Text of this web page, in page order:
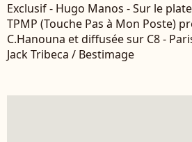
Exclusif - Hugo Manos - Sur le
TPMP (Touche Pas à Mon Poste)
C.Hanouna et diffusée sur C8 -
Jack Tribeca / Bestimage